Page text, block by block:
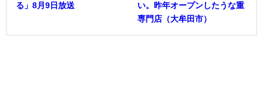
る」8月9日放送
い。昨年オープンしたうな重
専門店（大牟田市）